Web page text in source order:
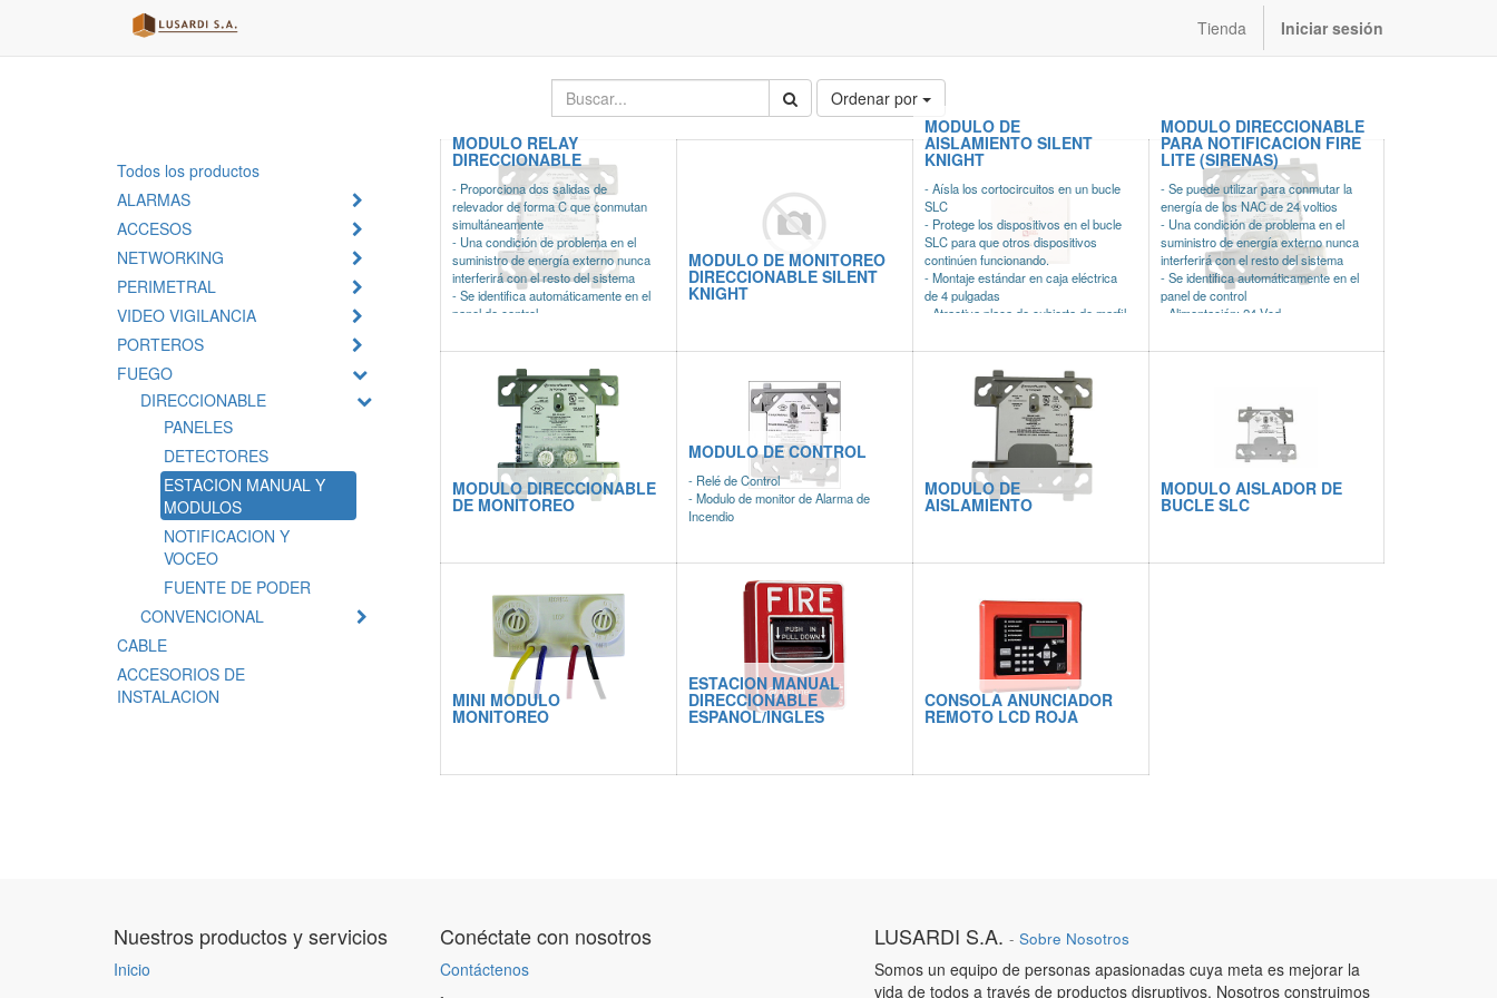
Tienda Iniciar sesión
Ordenar por
Todos los productos
ALARMAS
ACCESOS
NETWORKING
PERIMETRAL
VIDEO VIGILANCIA
PORTEROS
FUEGO
DIRECCIONABLE
PANELES
DETECTORES
ESTACION MANUAL Y
MODULOS
NOTIFICACION Y
VOCEO
FUENTE DE PODER
CONVENCIONAL
CABLE
ACCESORIOS DE
INSTALACION
MODULO RELAY
DIRECCIONABLE
- Proporciona dos salidas de
relevador de forma C que conmutan
simultáneamente
- Una condición de problema en el
suministro de energía externo nunca
interferirá con el resto del sistema
- Se identifica automáticamente en el
panel de control
- Consumo: 6.5 mA
- Dimensiones: 114 x 101 x 31 mm
MODULO DE MONITOREO
DIRECCIONABLE SILENT
KNIGHT
MODULO DE
AISLAMIENTO SILENT
KNIGHT
- Aísla los cortocircuitos en un bucle
SLC
- Protege los dispositivos en el bucle
SLC para que otros dispositivos
continúen funcionando.
- Montaje estándar en caja eléctrica
de 4 pulgadas
- Atractiva placa de cubierta de marfil
de cableado Estilo 7 (Clase A) y Estilo
4 (Clase B)UL listado
MODULO DIRECCIONABLE
PARA NOTIFICACION FIRE
LITE (SIRENAS)
- Se puede utilizar para conmutar la
energía de los NAC de 24 voltios
- Una condición de problema en el
suministro de energía externo nunca
interferirá con el resto del sistema
- Se identifica automáticamente en el
panel de control
- Alimentación: 24 Vcd
hasta 3-amp
MODULO DIRECCIONABLE
DE MONITOREO
MODULO DE CONTROL
- Relé de Control
- Modulo de monitor de Alarma de
Incendio
MODULO DE
AISLAMIENTO
MODULO AISLADOR DE
BUCLE SLC
MINI MODULO
MONITOREO
ESTACION MANUAL
DIRECCIONABLE
ESPANOL/INGLES
CONSOLA ANUNCIADOR
REMOTO LCD ROJA
Nuestros productos y servicios
Inicio
Conéctate con nosotros
Contáctenos
LUSARDI S.A. - Sobre Nosotros
Somos un equipo de personas apasionadas cuya meta es mejorar la
vida de todos a través de productos disruptivos. Nosotros construimos